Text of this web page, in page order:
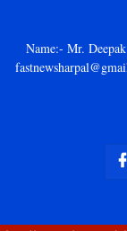
Name:- Mr.